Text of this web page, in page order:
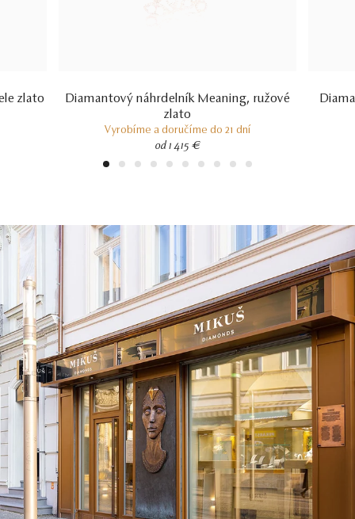
zlato
Diamantový náhrdelník Meaning, ružové
zlato
Vyrobíme a doručíme do 21 dní
od 1 415 €
1 2 3 4 5 6 7 8 9 10